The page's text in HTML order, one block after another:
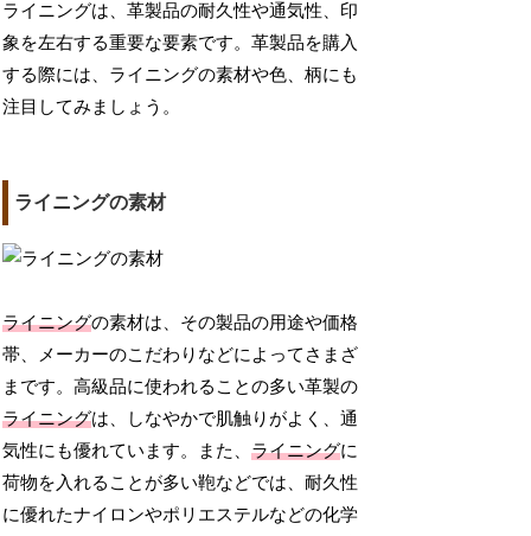
ライニングは、革製品の耐久性や通気性、印
象を左右する重要な要素です。革製品を購入
する際には、ライニングの素材や色、柄にも
注目してみましょう。
ライニングの素材
ライニングの素材は、その製品の用途や価格
帯、メーカーのこだわりなどによってさまざ
まです。高級品に使われることの多い革製の
ライニングは、しなやかで肌触りがよく、通
気性にも優れています。また、ライニングに
荷物を入れることが多い鞄などでは、耐久性
に優れたナイロンやポリエステルなどの化学